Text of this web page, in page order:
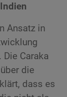
Ansatz in
Caraka
die
dass es